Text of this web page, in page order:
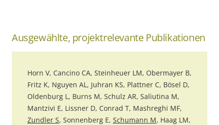
Ausgewählte, projektrelevante Publikationen
Horn V, Cancino CA, Steinheuer LM, Obermayer B,
Fritz K, Nguyen AL, Juhran KS, Plattner C, Bösel D,
Oldenburg L, Burns M, Schulz AR, Saliutina M,
Mantzivi E, Lissner D, Conrad T, Mashreghi MF,
Zundler S, Sonnenberg E, Schumann M, Haag LM,